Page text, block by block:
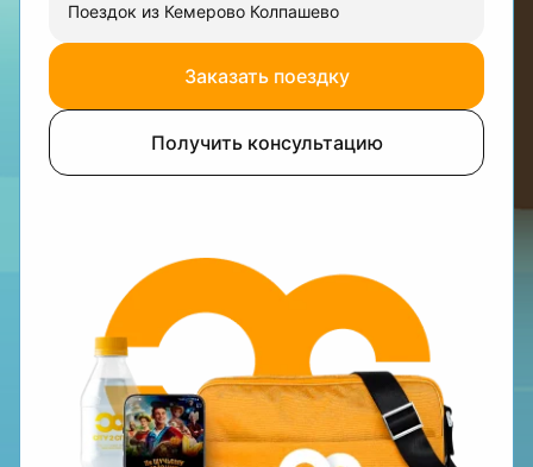
Поездок из Кемерово Колпашево
Заказать поездку
Получить консультацию